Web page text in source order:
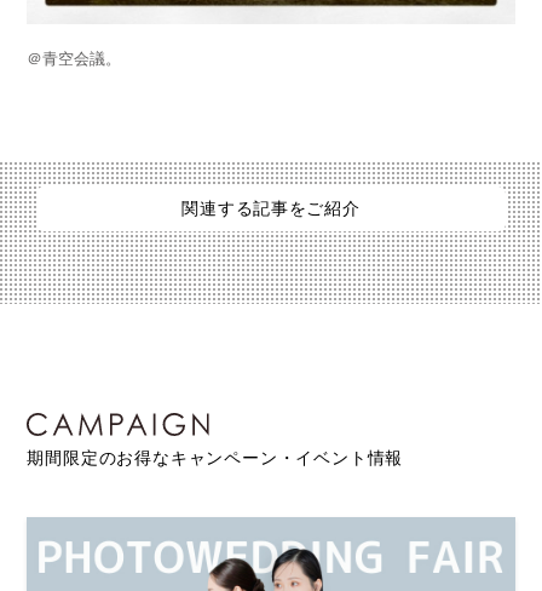
＠青空会議。
関連する記事をご紹介
期間限定のお得なキャンペーン・イベント情報